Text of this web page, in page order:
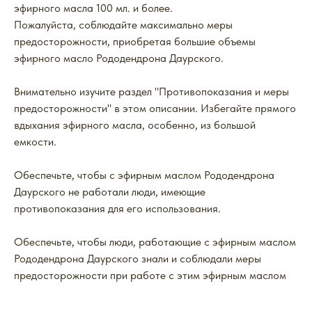
эфирного масла 100 мл. и более.
Пожалуйста, соблюдайте максимально меры
предосторожности, приобретая большие объемы
эфирного масло Рододендрона Даурского.
Внимательно изучите раздел "Противопоказания и меры
предосторожности" в этом описании. Избегайте прямого
вдыхания эфирного масла, особенно, из большой
емкости.
Обеспечьте, чтобы с эфирным маслом Рододендрона
Даурского не работали люди, имеющие
противопоказания для его использования.
Обеспечьте, чтобы люди, работающие с эфирным маслом
Рододендрона Даурского знали и соблюдали меры
предосторожности при работе с этим эфирным маслом